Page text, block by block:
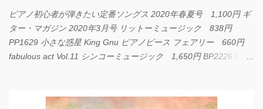
ピアノ初心者が弾きたい定番ソングス 2020年春夏号 1,100円 ギ
ター・マガジン 2020年3月号 リットーミュージック 838円
PP1629 小さな惑星 King Gnu ピアノピース フェアリー 660円
fabulous act Vol.11 シンコーミュージック 1,650円 BP2226 I